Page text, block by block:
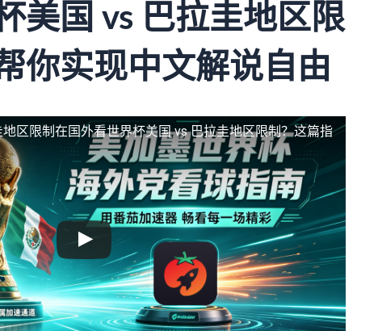
美国 vs 巴拉圭地区限
你实现中文解说自由
区限制 在国外看世界杯美国 vs 巴拉圭地区限制？这篇指